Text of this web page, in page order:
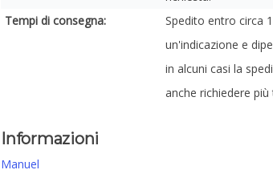
Tempi di consegna:
Spedito entro circa
un'indicazione e
in alcuni casi la
anche richiedere
Informazioni
Manuel